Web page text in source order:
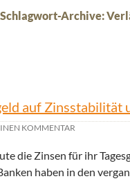
Schlagwort-Archive:
auf Zinsstabilität
KOMMENTAR
die Zinsen für ihr
haben in den